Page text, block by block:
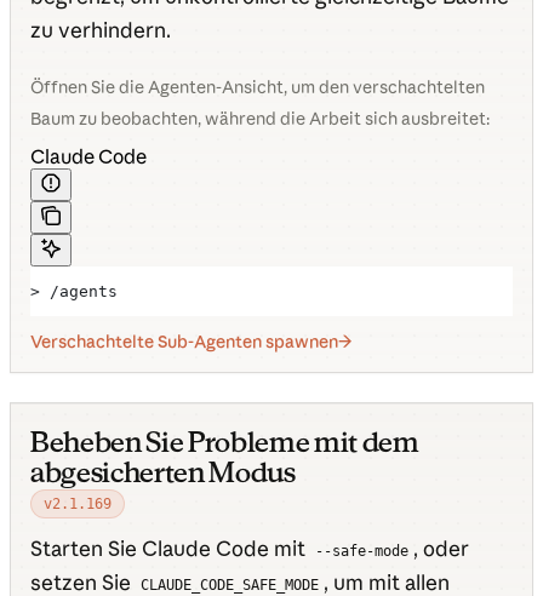
zu verhindern.
Öffnen Sie die Agenten-Ansicht, um den verschachtelten
Baum zu beobachten, während die Arbeit sich ausbreitet:
Claude Code
> /agents
Verschachtelte Sub-Agenten spawnen
Beheben Sie Probleme mit dem
abgesicherten Modus
v2.1.169
Starten Sie Claude Code mit --safe-mode , oder
setzen Sie
CLAUDE_CODE_SAFE_MODE , um mit allen